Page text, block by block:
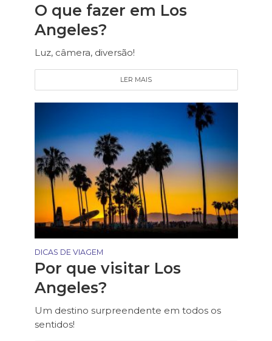
O que fazer em Los
Angeles?
Luz, câmera, diversão!
LER MAIS
DICAS DE VIAGEM
Por que visitar Los
Angeles?
Um destino surpreendente em todos os
sentidos!